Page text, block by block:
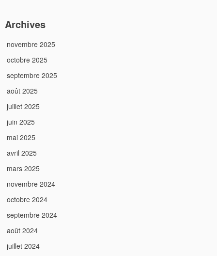
Archives
novembre 2025
octobre 2025
septembre 2025
août 2025
juillet 2025
juin 2025
mai 2025
avril 2025
mars 2025
novembre 2024
octobre 2024
septembre 2024
août 2024
juillet 2024